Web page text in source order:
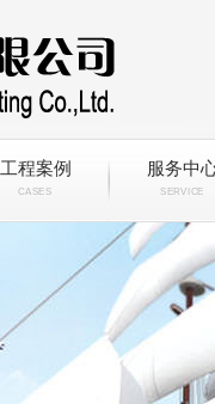
工程案例
CASES
服务中
SERVICE